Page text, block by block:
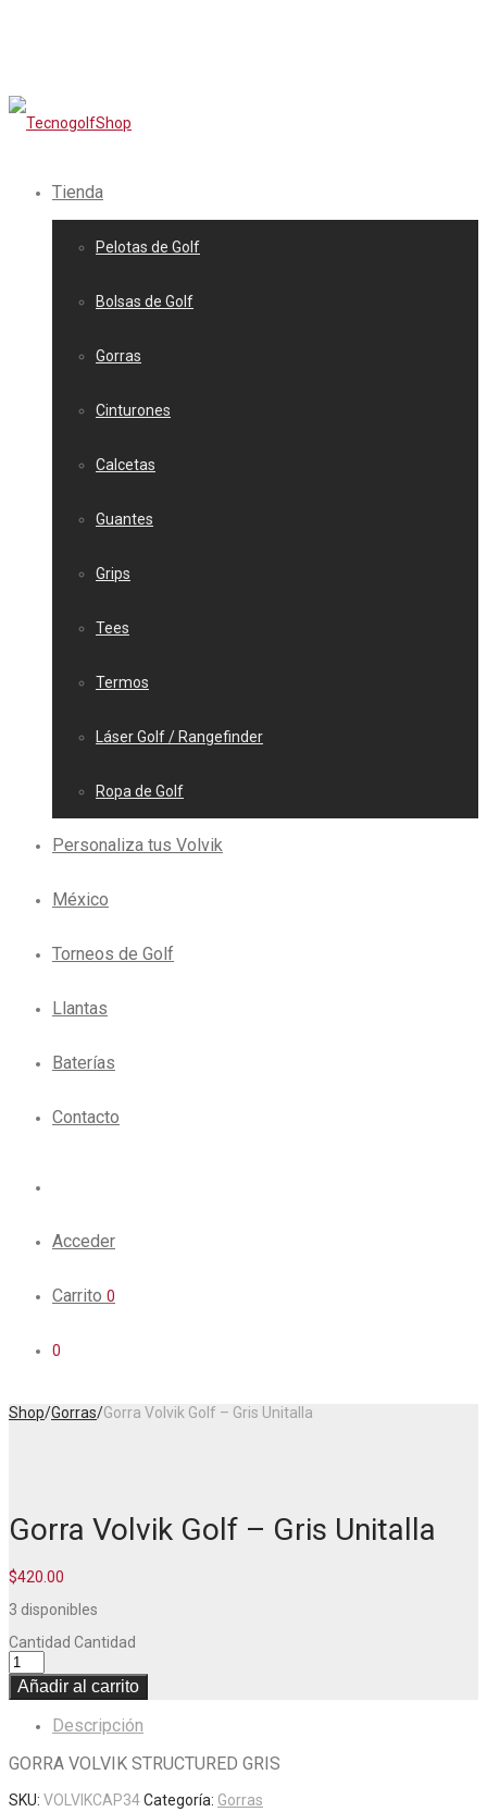
Tienda
Pelotas de Golf
Bolsas de Golf
Gorras
Cinturones
Calcetas
Guantes
Grips
Tees
Termos
Láser Golf / Rangefinder
Ropa de Golf
Personaliza tus Volvik
México
Torneos de Golf
Llantas
Baterías
Contacto
Acceder
Carrito 0
0
Shop/Gorras/Gorra Volvik Golf – Gris Unitalla
Gorra Volvik Golf – Gris Unitalla
$420.00
3 disponibles
Cantidad Cantidad
Añadir al carrito
Descripción
GORRA VOLVIK STRUCTURED GRIS
SKU: VOLVIKCAP34Categoría: Gorras